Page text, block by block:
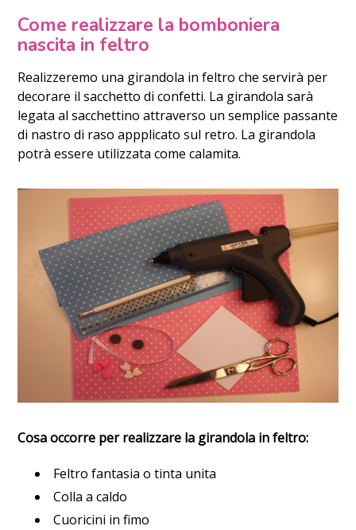
Come realizzare la bomboniera
nascita in feltro
Realizzeremo una girandola in feltro che servirà per
decorare il sacchetto di confetti. La girandola sarà
legata al sacchettino attraverso un semplice passante
di nastro di raso appplicato sul retro. La girandola
potrà essere utilizzata come calamita.
Cosa occorre per realizzare la girandola in feltro:
Feltro fantasia o tinta unita
Colla a caldo
Cuoricini in fimo